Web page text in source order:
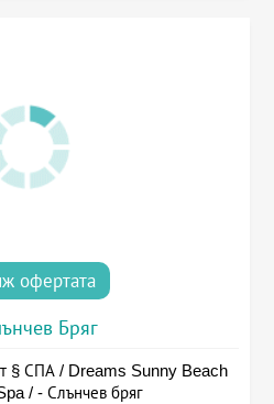
офертата
Бряг
§ СПА / Dreams Sunny Beach
/ - Слънчев бряг